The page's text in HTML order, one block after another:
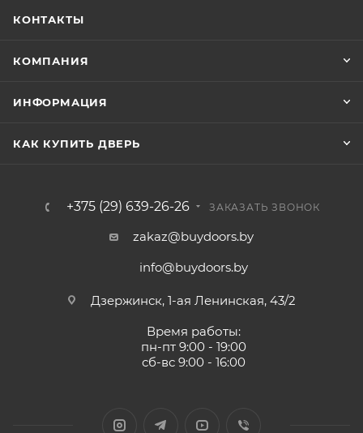
КОНТАКТЫ
КОМПАНИЯ
ИНФОРМАЦИЯ
КАК КУПИТЬ ДВЕРЬ
+375 (29) 639-26-26 ЗАКАЗАТЬ ЗВОНОК
zakaz@buydoors.by
info@buydoors.by
Дзержинск, 1-ая Ленинская, 43/2
Время работы:
пн-пт 9:00 - 19:00
сб-вс 9:00 - 16:00